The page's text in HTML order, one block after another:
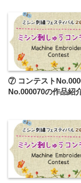
⑦ コンテスト
No.000070の作品紹